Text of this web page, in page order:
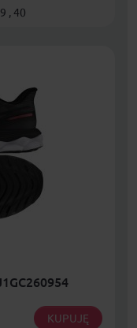
, 40
KUPUJĘ